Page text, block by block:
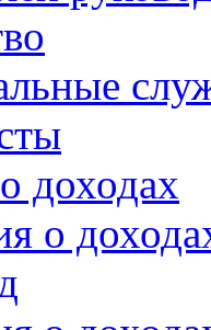
доходах
о